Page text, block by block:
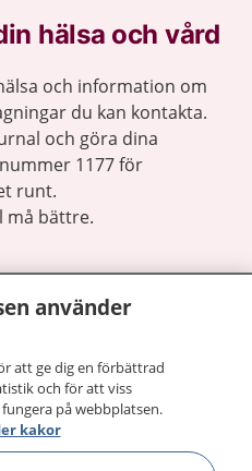
hälsa och vård
och information om
du kan kontakta.
och göra dina
1177 för
runt.
må bättre.
använder
att ge dig en förbättrad
och för att viss
på webbplatsen.
kakor